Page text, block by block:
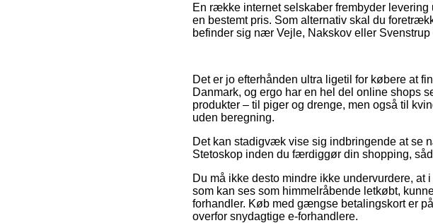
En række internet selskaber frembyder
en bestemt pris. Som alternativ skal du
befinder sig nær Vejle, Nakskov eller
Det er jo efterhånden ultra ligetil for købere at
Danmark, og ergo har en hel del online shops
produkter – til piger og drenge, men også til
uden beregning.
Det kan stadigvæk vise sig indbringende at se
Stetoskop inden du færdiggør din shopping,
Du må ikke desto mindre ikke undervurdere,
som kan ses som himmelråbende letkøbt,
forhandler. Køb med gængse betalingskort er
overfor snydagtige e-forhandlere.